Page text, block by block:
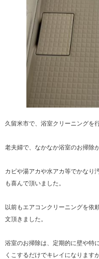
久留米市で、浴室クリーニングを
老夫婦で、なかなか浴室のお掃除
カビや湯アカや水アカ等でかなり
も喜んで頂いました。
以前もエアコンクリーニングを依
文頂きました。
浴室のお掃除は、定期的に壁や特
くこするだけでキレイになります